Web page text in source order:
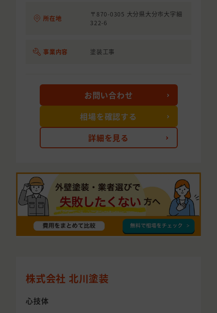
所在地
〒870-0305 大分県大分市大字細
322-6
事業内容 塗装工事
詳細を見る
お問い合わせ
相場を確認する
株式会社 北川塗装
心技体